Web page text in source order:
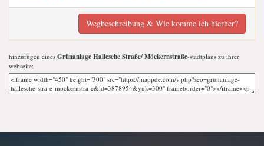
Wegbeschreibung & Wie komme ich hierher?
hinzufügen eines Grünanlage Hallesche Straße/ Möckernstraße-stadtplans zu ihrer
webseite;